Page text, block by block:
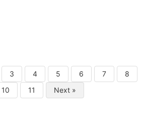
3 4 5 6 7
8
10 11 Next »